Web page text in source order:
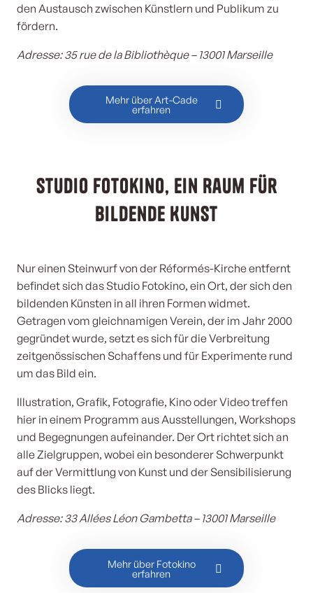
den Austausch zwischen Künstlern und Publikum zu
fördern.
Adresse: 35 rue de la Bibliothèque – 13001 Marseille
Mehr über Art-Cade
erfahren
Studio Fotokino, ein Raum für
bildende Kunst
Nur einen Steinwurf von der Réformés-Kirche entfernt
befindet sich das Studio Fotokino, ein Ort, der sich den
bildenden Künsten in all ihren Formen widmet.
Getragen vom gleichnamigen Verein, der im Jahr 2000
gegründet wurde, setzt es sich für die Verbreitung
zeitgenössischen Schaffens und für Experimente rund
um das Bild ein.
Illustration, Grafik, Fotografie, Kino oder Video treffen
hier in einem Programm aus Ausstellungen, Workshops
und Begegnungen aufeinander. Der Ort richtet sich an
alle Zielgruppen, wobei ein besonderer Schwerpunkt
auf der Vermittlung von Kunst und der Sensibilisierung
des Blicks liegt.
Adresse: 33 Allées Léon Gambetta – 13001 Marseille
Mehr über Fotokino
erfahren